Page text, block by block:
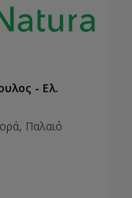
- Ελ.
Παλαιό